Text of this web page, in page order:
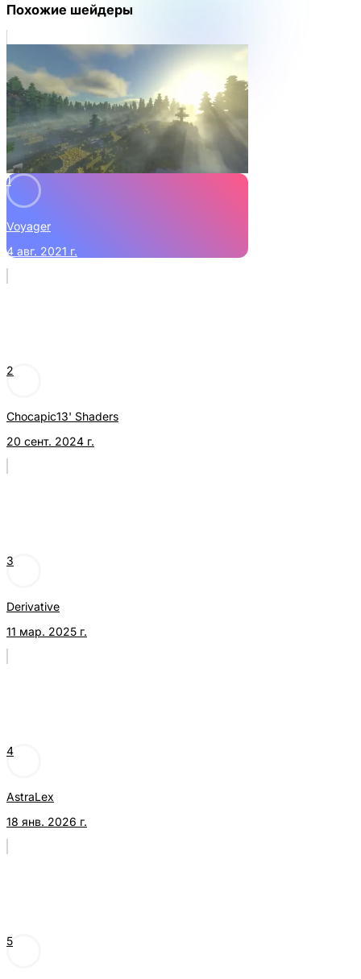
Похожие шейдеры
1
Voyager
4 авг. 2021 г.
2
Chocapic13' Shaders
20 сент. 2024 г.
3
Derivative
11 мар. 2025 г.
4
AstraLex
18 янв. 2026 г.
5